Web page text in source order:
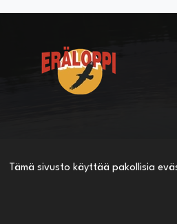
Tämä sivusto käyttää pakollisia